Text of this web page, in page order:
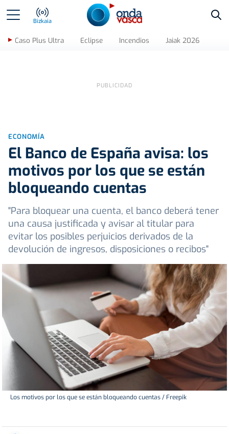
Bizkaia
Caso Plus Ultra Eclipse Incendios Jaiak 2026
ECONOMÍA
El Banco de España avisa: los
motivos por los que se están
bloqueando cuentas
"Para bloquear una cuenta, el banco deberá tener
una causa justificada y avisar al titular para
evitar los posibles perjuicios derivados de la
devolución de ingresos, disposiciones o recibos"
Los motivos por los que se están bloqueando cuentas / Freepik